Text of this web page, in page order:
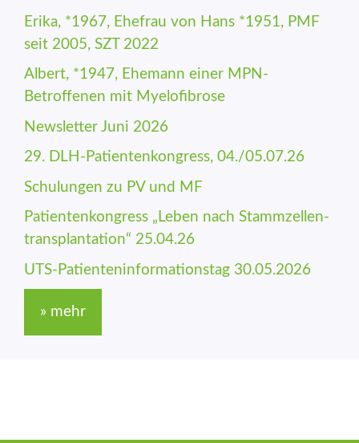
Erika, *1967, Ehefrau von Hans *1951, PMF
seit 2005, SZT 2022
Albert, *1947, Ehemann einer MPN-
Betroffenen mit Myelofibrose
Newsletter Juni 2026
29. DLH-Patienten­kongress, 04./05.07.26
Schulungen zu PV und MF
Patienten­kongress „Leben nach Stamm­zellen­
trans­plantation“ 25.04.26
UTS-Patienten­informations­tag 30.05.2026
» mehr